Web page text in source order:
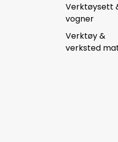
Verktøysett
vogner
Verktøy &
verksted